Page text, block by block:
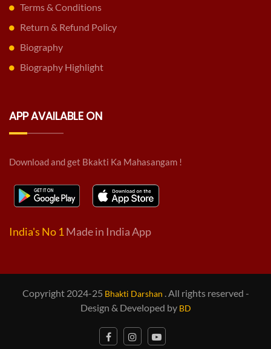
Terms & Conditions
Return & Refund Policy
Biography
Biography Highlight
APP AVAILABLE ON
Download and get Bkakti Ka Mahasangam !
India's No 1 Made in India App
Copyright 2024-25 Bhakti Darshan . All rights reserved -
Design & Developed by BD